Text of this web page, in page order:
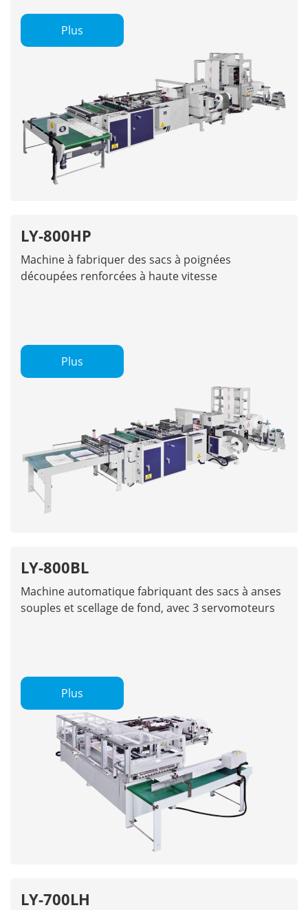
Plus
LY-800HP
Machine à fabriquer des sacs à poignées
découpées renforcées à haute vitesse
Plus
LY-800BL
Machine automatique fabriquant des sacs à anses
souples et scellage de fond, avec 3 servomoteurs
Plus
LY-700LH